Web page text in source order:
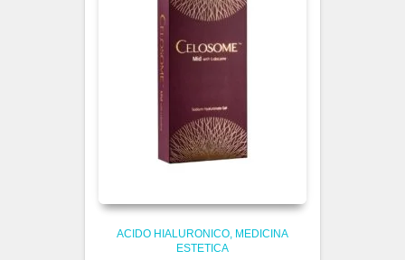
ACIDO HIALURONICO MEDICINA
ESTETICA